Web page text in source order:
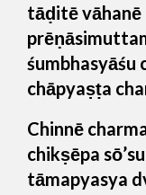
tāḍitē vāhanē
śumbhasyāśu
chāpyaṣṭa
Chinnē
chikṣēpa
tāmapyasya